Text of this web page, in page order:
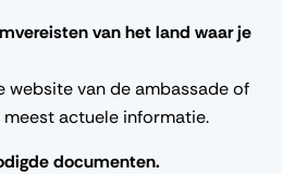
van het land waar je
website van de ambassade of
actuele informatie.
documenten.